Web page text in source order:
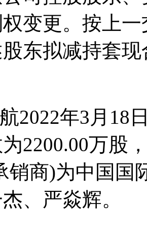
变更。按上
东拟减持套现
2022年3月18
2200.00万股
销商)为中国国
、严焱辉。